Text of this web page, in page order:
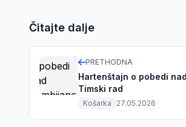
Čitajte dalje
PRETHODNA
Hartenštajn o pobedi
Timski rad
Košarka 27.05.2026